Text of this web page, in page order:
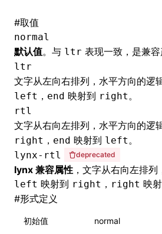
#取值
normal
默认值。与 ltr 表现一致，是兼容
ltr
文字从左向右排列，水平方向的逻
left ， end 映射到 right。
rtl
文字从右向左排列，水平方向的逻
right ， end 映射到 left。
lynx-rtl deprecated
lynx 兼容属性 ，文字从右向左排
left 映射到 right ， right 映
#形式定义
初始值 normal